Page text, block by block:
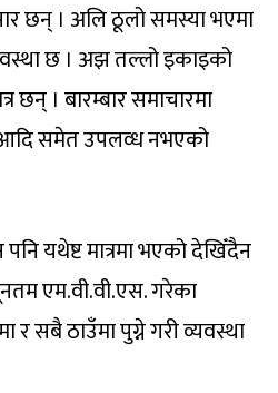
छन् । अलि ठूलो समस्या भएमा
छ । अझ तल्लो इकाइको
छन् । बारम्बार समाचारमा
समेत उपलव्ध नभएको
यथेष्ट मात्रमा भएको देखिँदैन
एम.वी.वी.एस. गरेका
र सबै ठाउँमा पुग्ने गरी व्यवस्था